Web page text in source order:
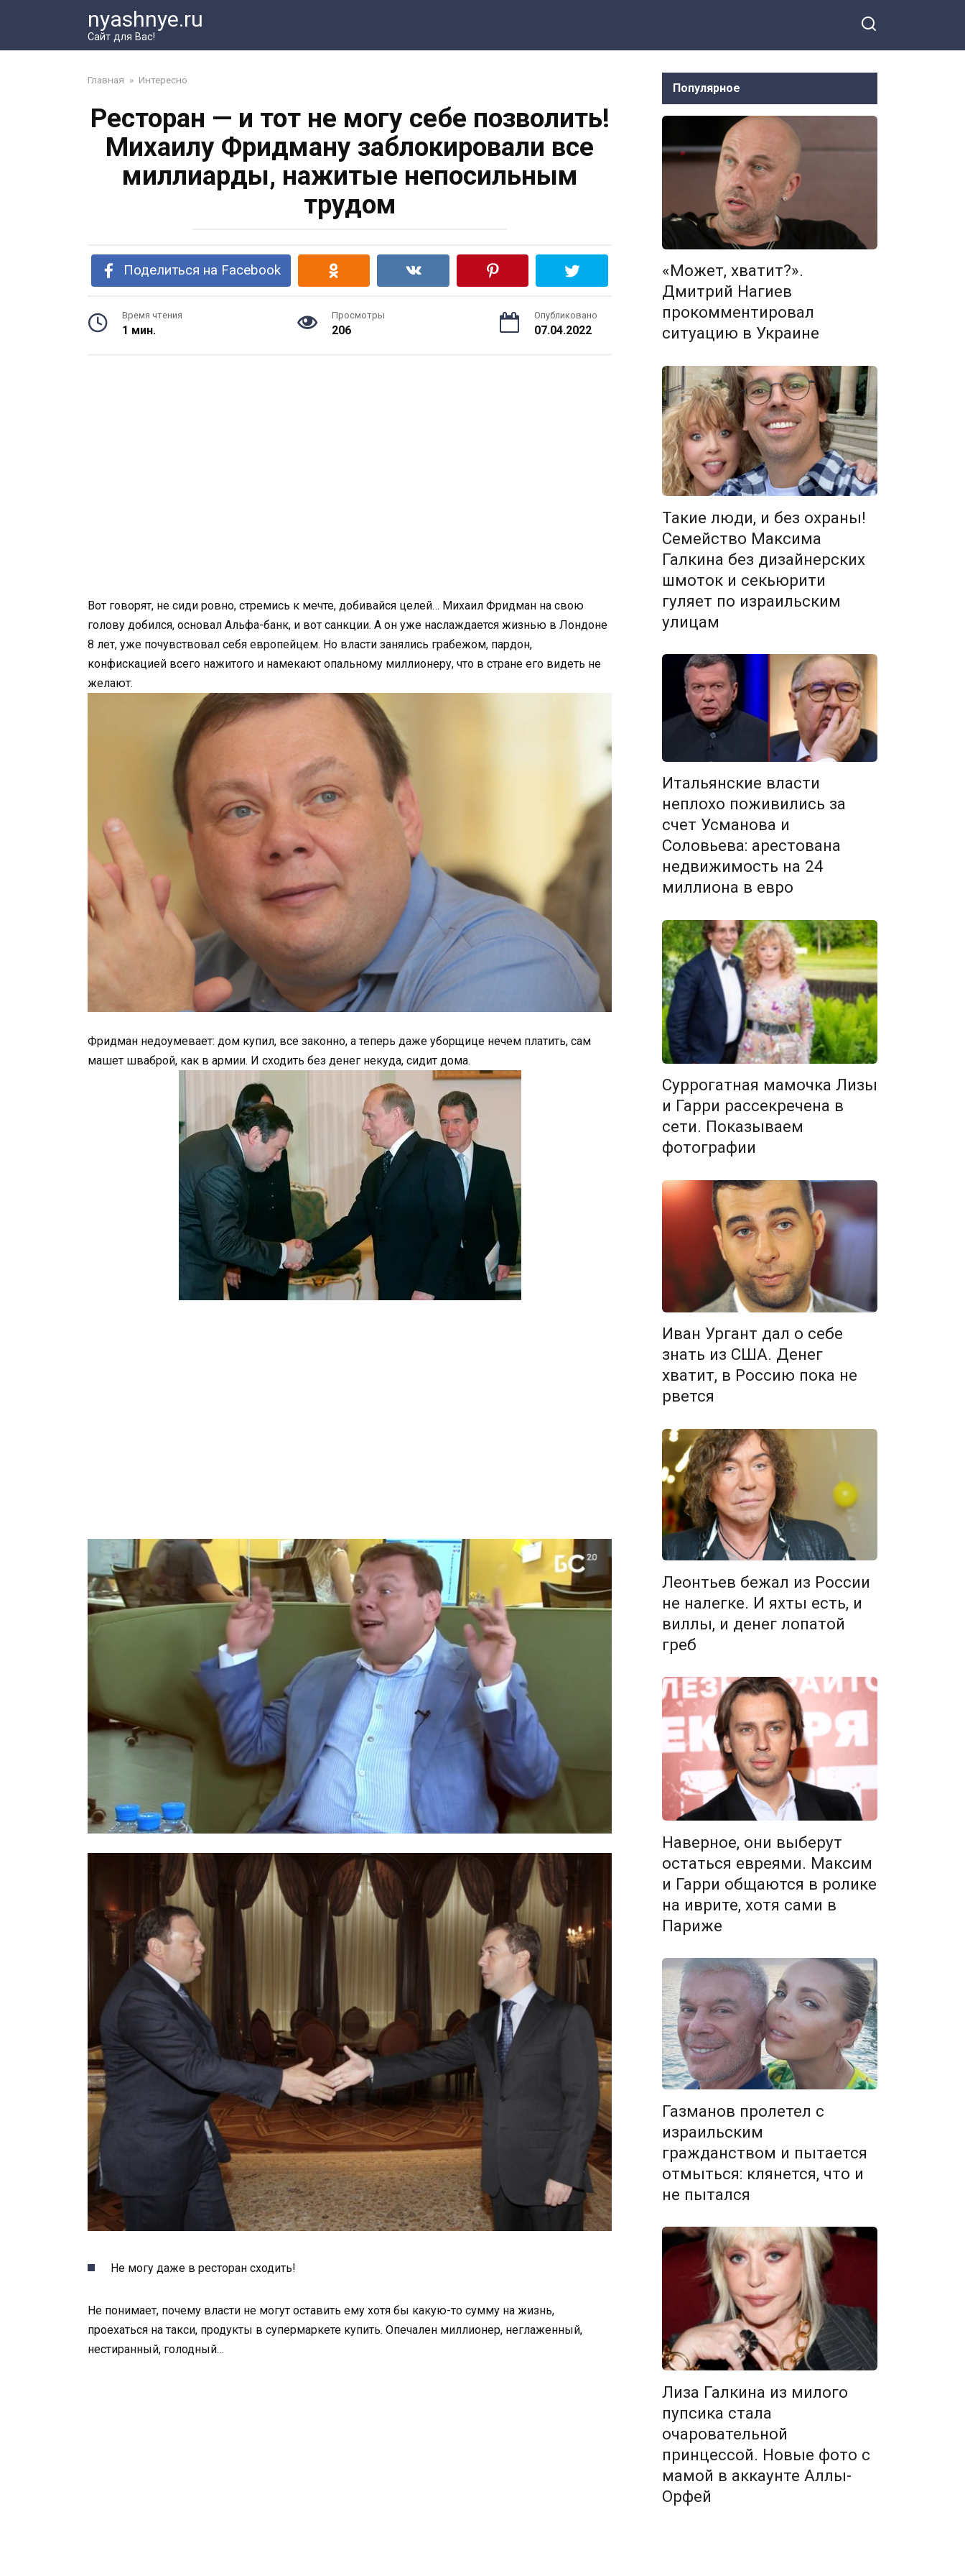
nyashnye.ru
Сайт для Вас!
Главная » Интересно
Ресторан — и тот не могу себе позволить!
Михаилу Фридману заблокировали все
миллиарды, нажитые непосильным
трудом
Поделиться на Facebook
Время чтения
1 мин.
Просмотры
206
Опубликовано
07.04.2022
Вот говорят, не сиди ровно, стремись к мечте, добивайся целей… Михаил Фридман на свою
голову добился, основал Альфа-банк, и вот санкции. А он уже наслаждается жизнью в Лондоне
8 лет, уже почувствовал себя европейцем. Но власти занялись грабежом, пардон,
конфискацией всего нажитого и намекают опальному миллионеру, что в стране его видеть не
желают.
Фридман недоумевает: дом купил, все законно, а теперь даже уборщице нечем платить, сам
машет шваброй, как в армии. И сходить без денег некуда, сидит дома.
Не могу даже в ресторан сходить!
Не понимает, почему власти не могут оставить ему хотя бы какую-то сумму на жизнь,
проехаться на такси, продукты в супермаркете купить. Опечален миллионер, неглаженный,
нестиранный, голодный…
Популярное
«Может, хватит?».
Дмитрий Нагиев
прокомментировал
ситуацию в Украине
Такие люди, и без охраны!
Семейство Максима
Галкина без дизайнерских
шмоток и секьюрити
гуляет по израильским
улицам
Итальянские власти
неплохо поживились за
счет Усманова и
Соловьева: арестована
недвижимость на 24
миллиона в евро
Суррогатная мамочка Лизы
и Гарри рассекречена в
сети. Показываем
фотографии
Иван Ургант дал о себе
знать из США. Денег
хватит, в Россию пока не
рвется
Леонтьев бежал из России
не налегке. И яхты есть, и
виллы, и денег лопатой
греб
Наверное, они выберут
остаться евреями. Максим
и Гарри общаются в ролике
на иврите, хотя сами в
Париже
Газманов пролетел с
израильским
гражданством и пытается
отмыться: клянется, что и
не пытался
Лиза Галкина из милого
пупсика стала
очаровательной
принцессой. Новые фото с
мамой в аккаунте Аллы-
Орфей
Америка завидует